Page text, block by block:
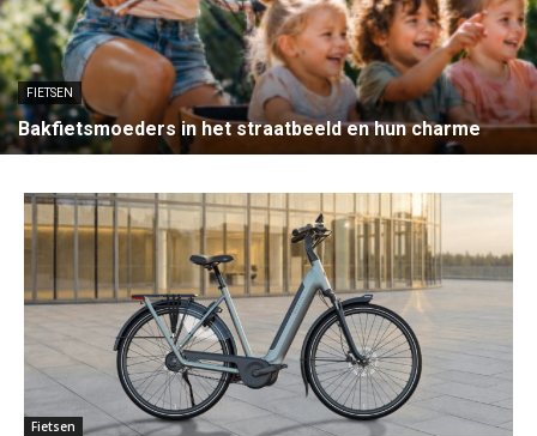
FIETSEN
Bakfietsmoeders in het straatbeeld en hun charme
Fietsen